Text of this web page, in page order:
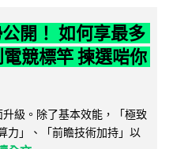
開！ 如何享最多
競標竿 揀選啱你
級。除了基本效能，「極致
力」、「前瞻技術加持」以